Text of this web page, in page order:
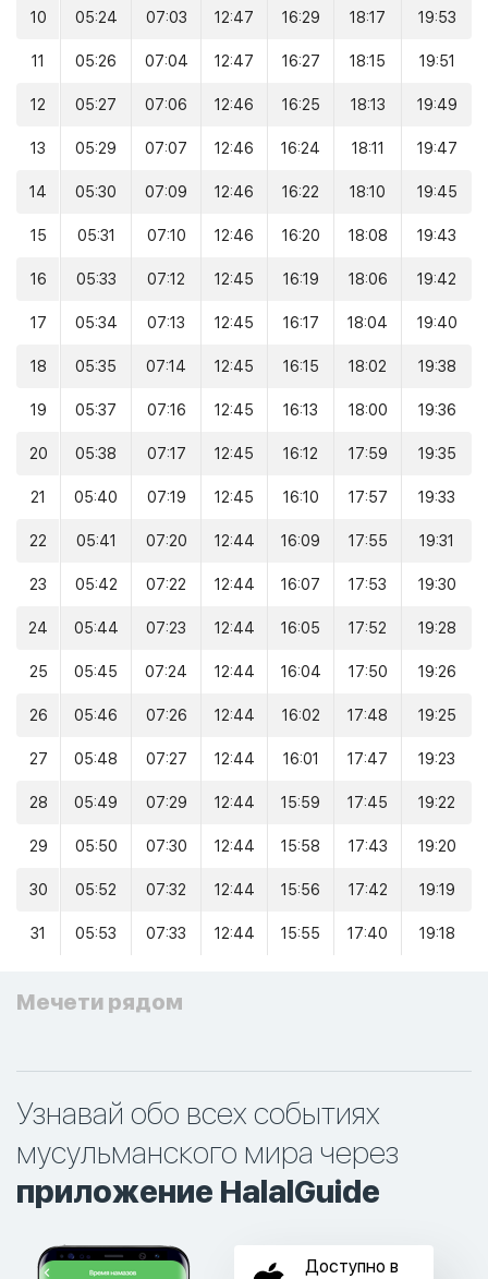
10 05:24 07:03 12:47 16:29 18:17 19:53
11 05:26 07:04 12:47 16:27 18:15 19:51
12 05:27 07:06 12:46 16:25 18:13 19:49
13 05:29 07:07 12:46 16:24 18:11 19:47
14 05:30 07:09 12:46 16:22 18:10 19:45
15 05:31 07:10 12:46 16:20 18:08 19:43
16 05:33 07:12 12:45 16:19 18:06 19:42
17 05:34 07:13 12:45 16:17 18:04 19:40
18 05:35 07:14 12:45 16:15 18:02 19:38
19 05:37 07:16 12:45 16:13 18:00 19:36
20 05:38 07:17 12:45 16:12 17:59 19:35
21 05:40 07:19 12:45 16:10 17:57 19:33
22 05:41 07:20 12:44 16:09 17:55 19:31
23 05:42 07:22 12:44 16:07 17:53 19:30
24 05:44 07:23 12:44 16:05 17:52 19:28
25 05:45 07:24 12:44 16:04 17:50 19:26
26 05:46 07:26 12:44 16:02 17:48 19:25
27 05:48 07:27 12:44 16:01 17:47 19:23
28 05:49 07:29 12:44 15:59 17:45 19:22
29 05:50 07:30 12:44 15:58 17:43 19:20
30 05:52 07:32 12:44 15:56 17:42 19:19
31 05:53 07:33 12:44 15:55 17:40 19:18
Мечети рядом
Узнавай обо всех событиях
мусульманского мира через
приложение HalalGuide
Доступно в